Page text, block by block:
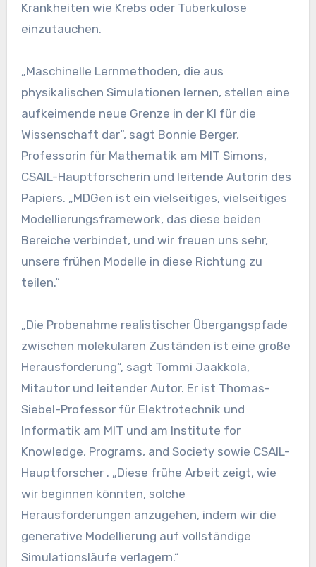
Krankheiten wie Krebs oder Tuberkulose
einzutauchen.
„Maschinelle Lernmethoden, die aus
physikalischen Simulationen lernen, stellen eine
aufkeimende neue Grenze in der KI für die
Wissenschaft dar“, sagt Bonnie Berger,
Professorin für Mathematik am MIT Simons,
CSAIL-Hauptforscherin und leitende Autorin des
Papiers. „MDGen ist ein vielseitiges, vielseitiges
Modellierungsframework, das diese beiden
Bereiche verbindet, und wir freuen uns sehr,
unsere frühen Modelle in diese Richtung zu
teilen.“
„Die Probenahme realistischer Übergangspfade
zwischen molekularen Zuständen ist eine große
Herausforderung“, sagt Tommi Jaakkola,
Mitautor und leitender Autor. Er ist Thomas-
Siebel-Professor für Elektrotechnik und
Informatik am MIT und am Institute for
Knowledge, Programs, and Society sowie CSAIL-
Hauptforscher . „Diese frühe Arbeit zeigt, wie
wir beginnen könnten, solche
Herausforderungen anzugehen, indem wir die
generative Modellierung auf vollständige
Simulationsläufe verlagern.“